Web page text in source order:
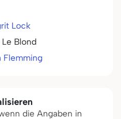
Lock
Le Blond
Flemming
die Angaben in